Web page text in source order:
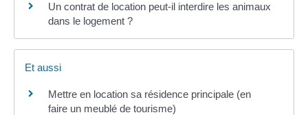
Un contrat de location peut-il interdire les animaux
dans le logement ?
Et aussi
Mettre en location sa résidence principale (en
faire un meublé de tourisme)